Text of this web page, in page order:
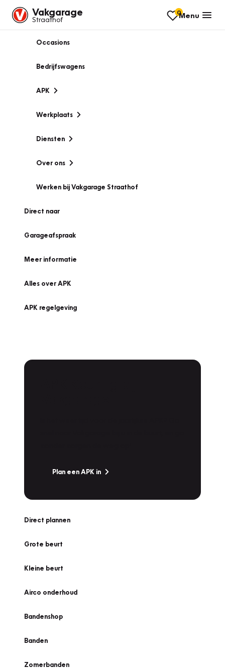
Vakgarage
Straathof
0Menu
Occasions
Bedrijfswagens
APK
Werkplaats
Diensten
Over ons
Werken bij Vakgarage Straathof
Direct naar
Garageafspraak
Meer informatie
Alles over APK
APK regelgeving
Plan een APK in
Direct plannen
Grote beurt
Kleine beurt
Airco onderhoud
Bandenshop
Banden
Zomerbanden